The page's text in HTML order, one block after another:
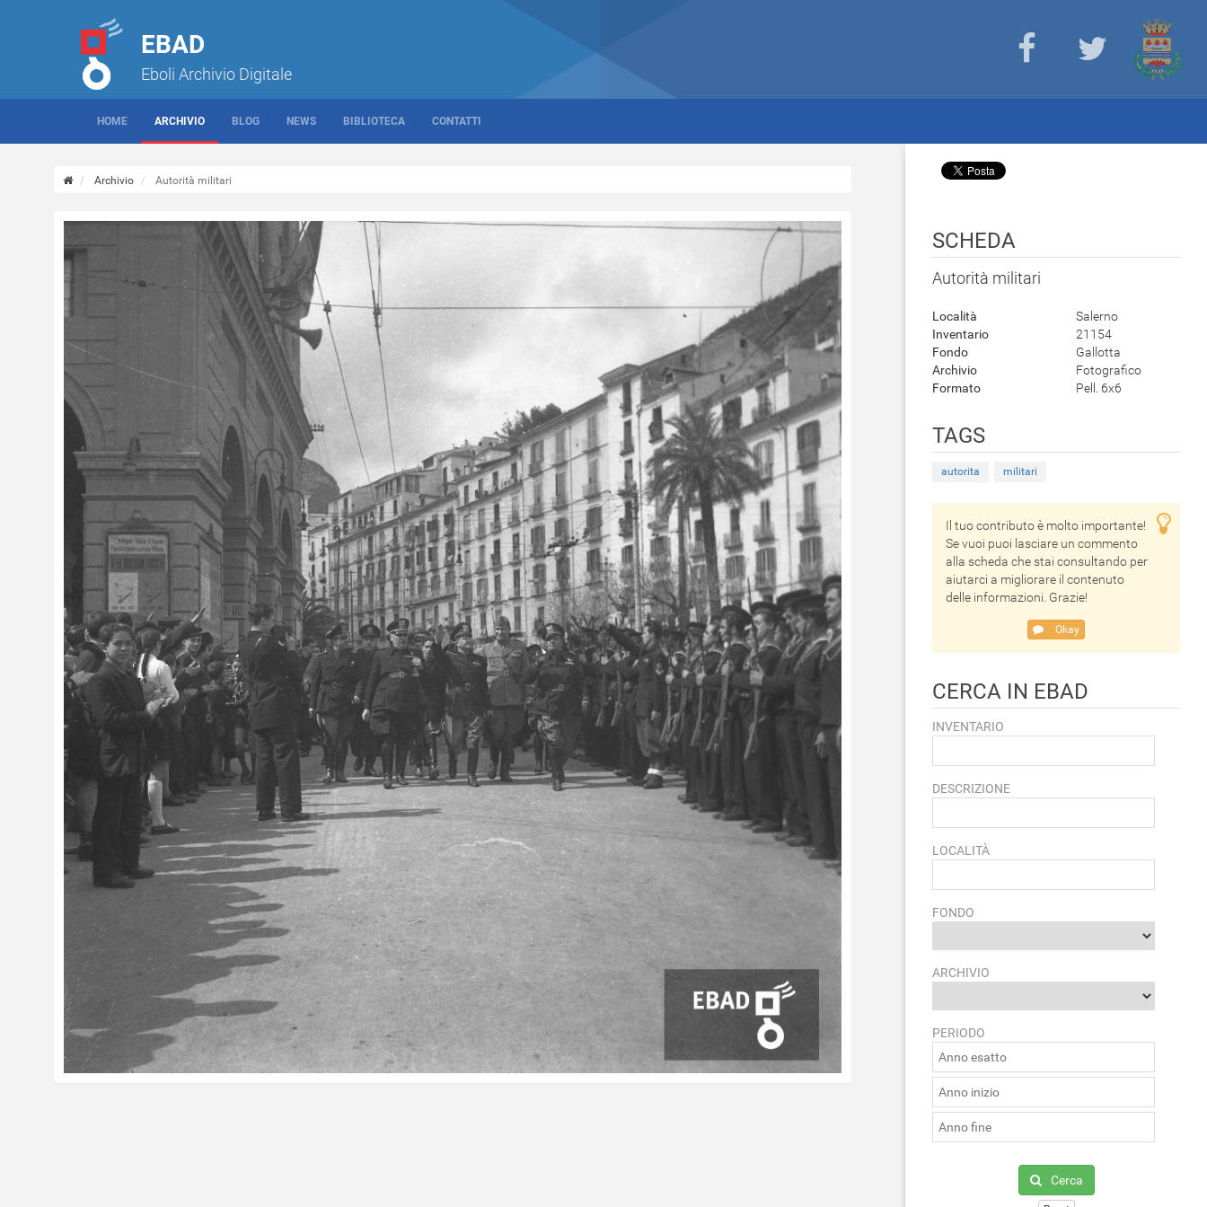
EBAD
Eboli Archivio Digitale
HOME ARCHIVIO BLOG NEWS BIBLIOTECA CONTATTI
Archivio Autorità militari
SCHEDA
Autorità militari
Località
Salerno
Inventario
21154
Fondo
Gallotta
Archivio
Fotografico
Formato
Pell. 6x6
TAGS
autorita militari
Il tuo contributo è molto importante!
Se vuoi puoi lasciare un commento
alla scheda che stai consultando per
aiutarci a migliorare il contenuto
delle informazioni. Grazie!
Okay
CERCA IN EBAD
INVENTARIO
DESCRIZIONE
LOCALITÀ
FONDO
ARCHIVIO
PERIODO
Cerca